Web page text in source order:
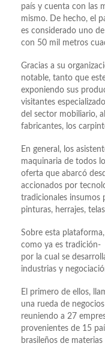
país y cuenta con las
mismo. De hecho, el
es considerado uno
con 50 mil metros
Gracias a su
notable, tanto que
exponiendo sus
visitantes
del sector mobiliario,
fabricantes, los
En general, los
maquinaria de todos
oferta que abarcó
accionados por
tradicionales insumos
pinturas, herrajes,
Sobre esta
como ya es tradición-
por la cual se
industrias y
El primero de ellos,
una rueda de
reuniendo a 27
provenientes de 15
brasileños de